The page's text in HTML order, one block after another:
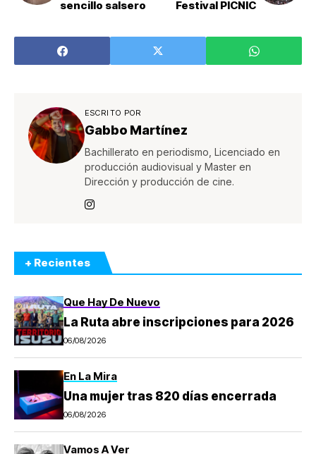
sencillo salsero
Festival PICNIC
ESCRITO POR
Gabbo Martínez
Bachillerato en periodismo, Licenciado en
producción audiovisual y Master en
Dirección y producción de cine.
+ Recientes
Que Hay De Nuevo
La Ruta abre inscripciones para 2026
06/08/2026
En La Mira
Una mujer tras 820 días encerrada
06/08/2026
Vamos A Ver